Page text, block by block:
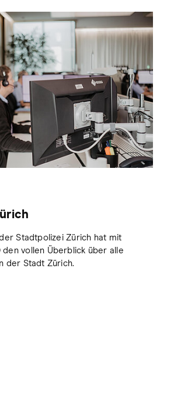
Stadtpolizei Zürich hat mit
den vollen Überblick über alle
der Stadt Zürich.